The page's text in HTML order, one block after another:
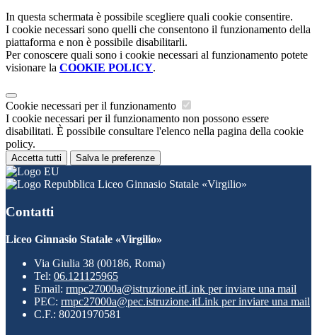
In questa schermata è possibile scegliere quali cookie consentire.
I cookie necessari sono quelli che consentono il funzionamento della
piattaforma e non è possibile disabilitarli.
Per conoscere quali sono i cookie necessari al funzionamento potete
visionare la COOKIE POLICY.
Cookie necessari per il funzionamento
I cookie necessari per il funzionamento non possono essere
disabilitati. È possibile consultare l'elenco nella pagina della cookie
policy.
Accetta tutti Salva le preferenze
Liceo Ginnasio Statale «Virgilio»
Contatti
Liceo Ginnasio Statale «Virgilio»
Via Giulia 38 (00186, Roma)
Tel: 06.121125965
Email: rmpc27000a@istruzione.itLink per inviare una mail
PEC: rmpc27000a@pec.istruzione.itLink per inviare una mail
C.F.: 80201970581